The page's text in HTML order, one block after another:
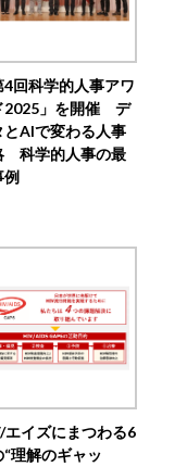
4回科学的人事アワ
2025」を開催 デ
とAIで変わる人事
科学的人事の最
例
エイズにまつわる6
“理解のギャッ